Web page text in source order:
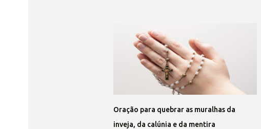
Oração para quebrar as muralhas da
inveja, da calúnia e da mentira